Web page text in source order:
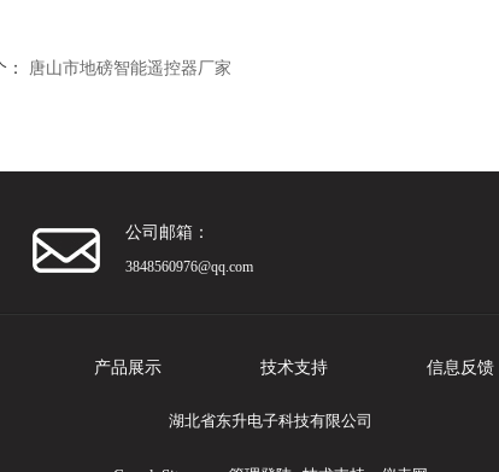
唐山市地磅智能遥控器厂家
公司邮箱：
3848560976@qq.com
产品展示 技术支持 信息反馈
湖北省东升电子科技有限公司